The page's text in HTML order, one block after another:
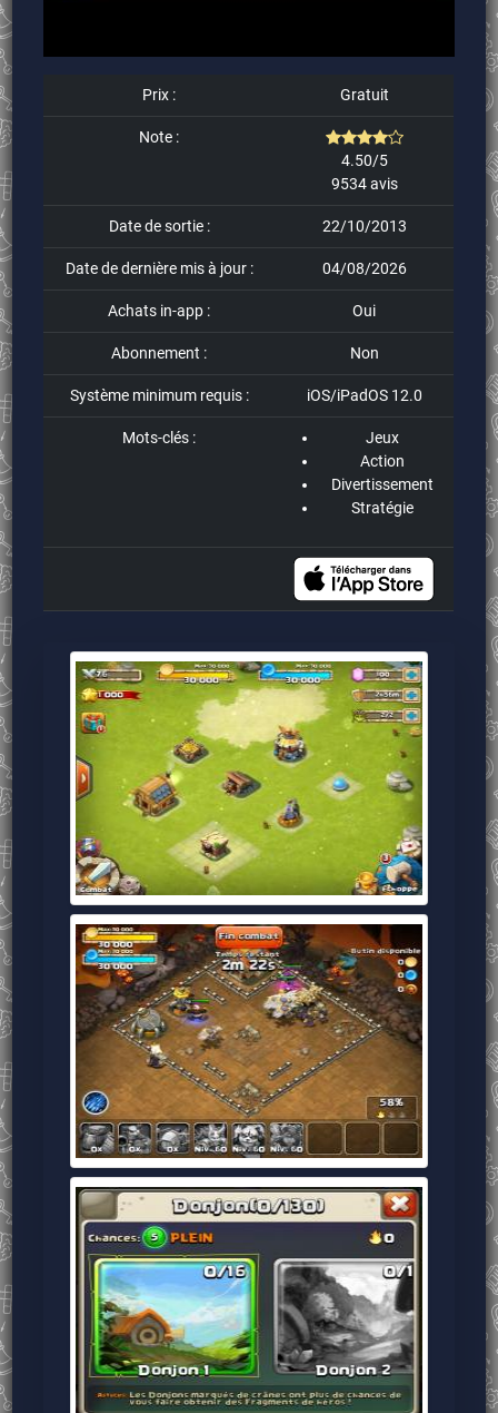
Prix : Gratuit
Note :
4.50/5
9534 avis
Date de sortie : 22/10/2013
Date de dernière mis à jour : 04/08/2026
Achats in-app : Oui
Abonnement : Non
Système minimum requis : iOS/iPadOS 12.0
Mots-clés :
Jeux
Action
Divertissement
Stratégie